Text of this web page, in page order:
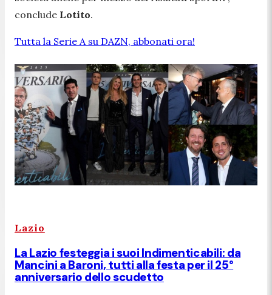
conclude Lotito.
Tutta la Serie A su DAZN, abbonati ora!
Lazio
La Lazio festeggia i suoi Indimenticabili: da
Mancini a Baroni, tutti alla festa per il 25°
anniversario dello scudetto